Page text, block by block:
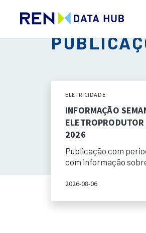
ELETRICIDADE
INFORMAÇÃO
2026
Publicação com
com informação
2026-08-06